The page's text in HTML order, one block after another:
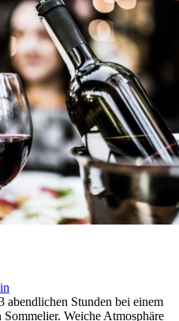
abendlichen Stunden bei einem
Weiche Atmosphäre